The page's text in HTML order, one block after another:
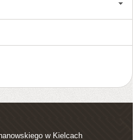
w Kielcach